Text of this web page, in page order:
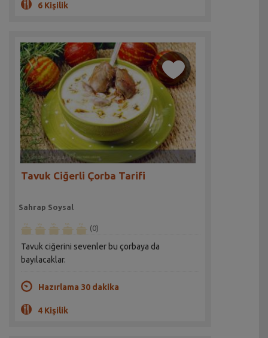
6 Kişilik
Tavuk Ciğerli Çorba Tarifi
Sahrap Soysal
(0)
Tavuk ciğerini sevenler bu çorbaya da
bayılacaklar.
Hazırlama 30 dakika
4 Kişilik